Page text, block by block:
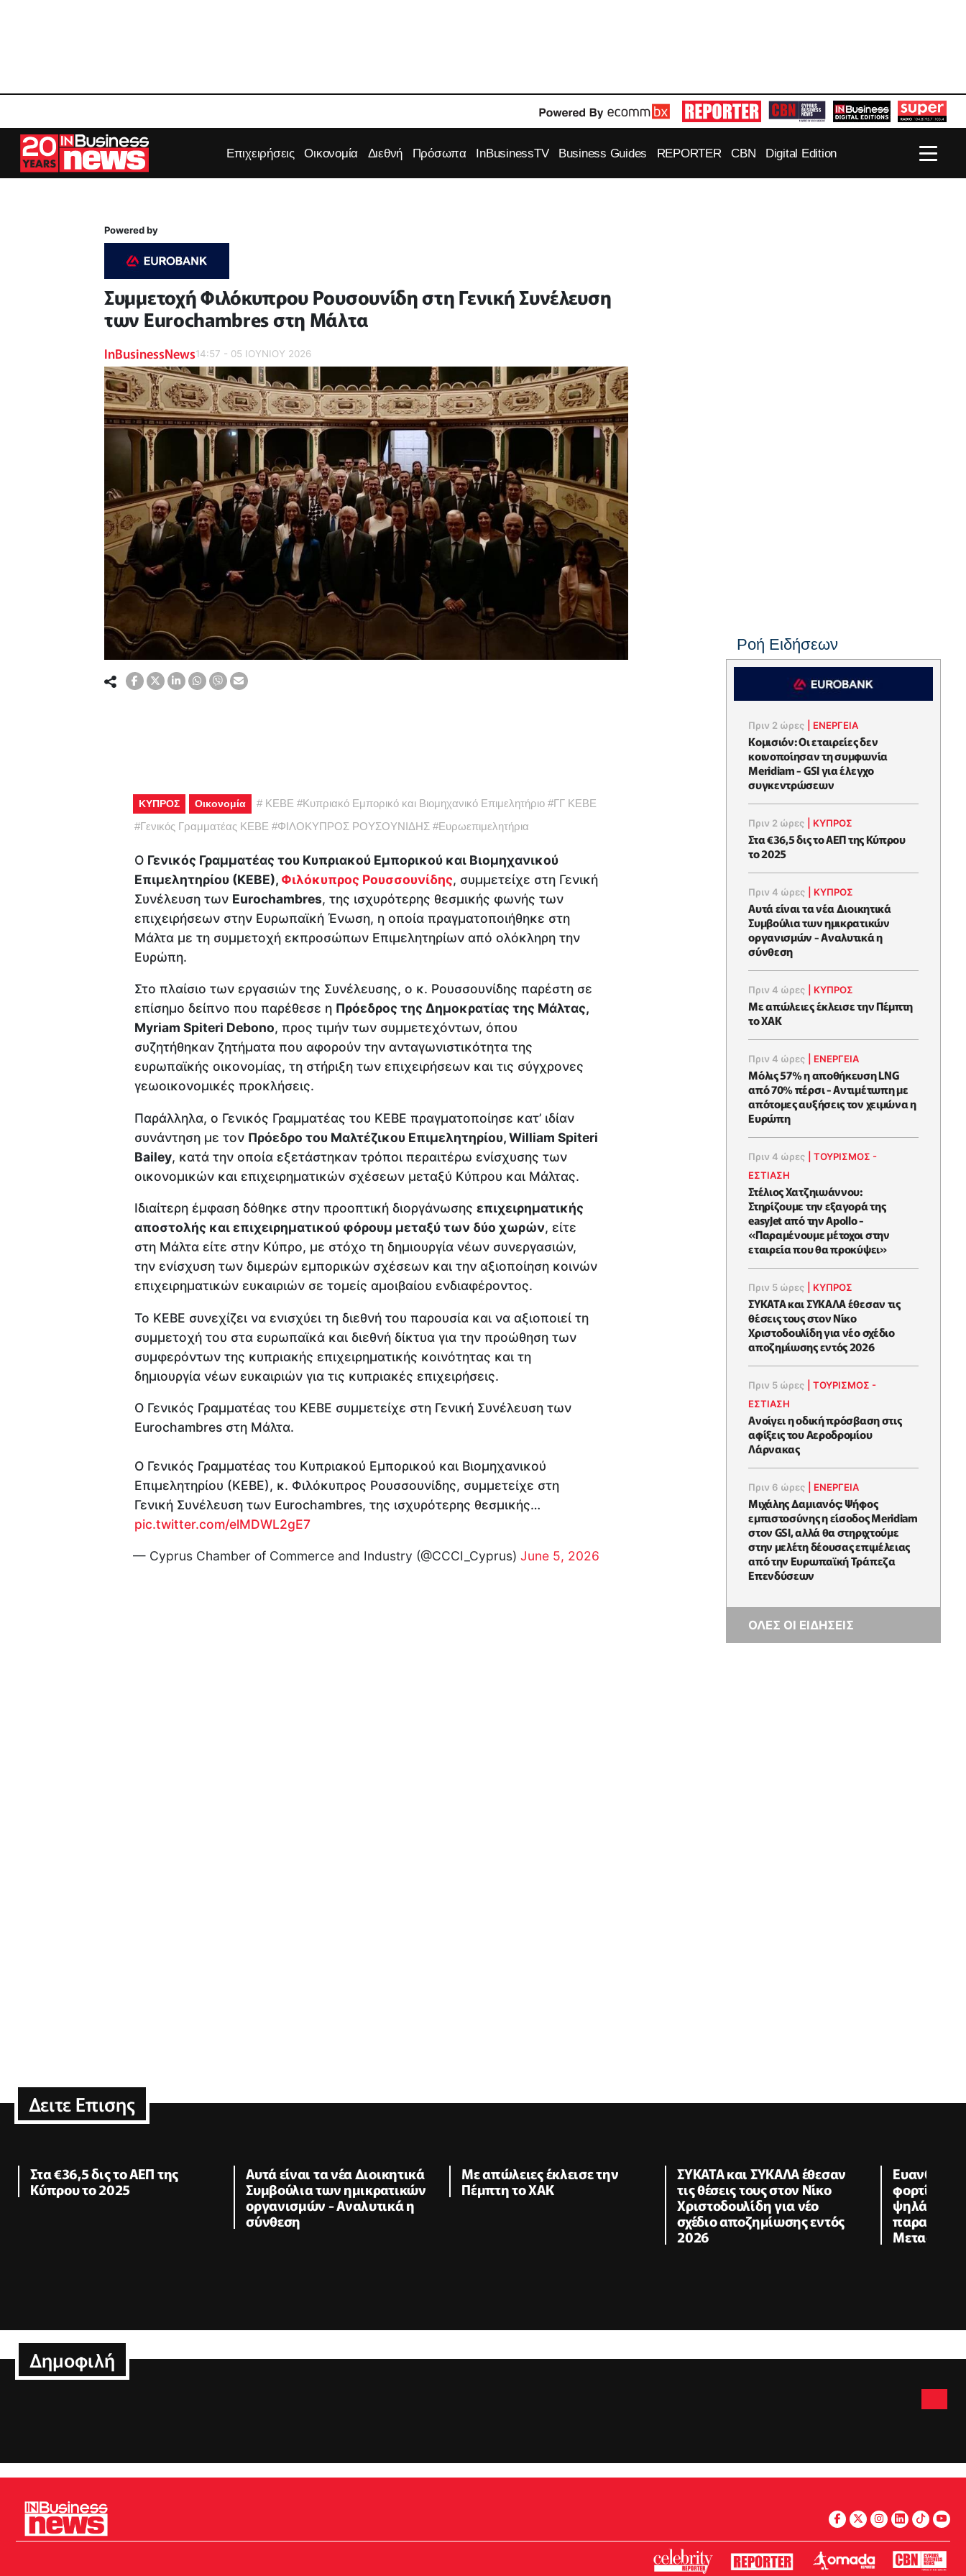
Επιχειρήσεις Οικονομία Διεθνή Πρόσωπα InBusinessTV Business Guides REPORTER CBN Digital Edition
Powered by
Συμμετοχή Φιλόκυπρου Ρουσουνίδη στη Γενική Συνέλευση
των Eurochambres στη Μάλτα
InBusinessNews14:57 - 05 ΙΟΥΝΙΟΥ 2026
ΚΥΠΡΟΣ Οικονομία #ΚΕΒΕ #Κυπριακό Εμπορικό και Βιομηχανικό Επιμελητήριο #ΓΓ ΚΕΒΕ
#Γενικός Γραμματέας ΚΕΒΕ #ΦΙΛΟΚΥΠΡΟΣ ΡΟΥΣΟΥΝΙΔΗΣ #Ευρωεπιμελητήρια
Ο Γενικός Γραμματέας του Κυπριακού Εμπορικού και Βιομηχανικού
Επιμελητηρίου (ΚΕΒΕ), Φιλόκυπρος Ρουσσουνίδης, συμμετείχε στη Γενική
Συνέλευση των Eurochambres, της ισχυρότερης θεσμικής φωνής των
επιχειρήσεων στην Ευρωπαϊκή Ένωση, η οποία πραγματοποιήθηκε στη
Μάλτα με τη συμμετοχή εκπροσώπων Επιμελητηρίων από ολόκληρη την
Ευρώπη.
Στο πλαίσιο των εργασιών της Συνέλευσης, ο κ. Ρουσσουνίδης παρέστη σε
επίσημο δείπνο που παρέθεσε η Πρόεδρος της Δημοκρατίας της Μάλτας,
Myriam Spiteri Debono, προς τιμήν των συμμετεχόντων, όπου
συζητήθηκαν ζητήματα που αφορούν την ανταγωνιστικότητα της
ευρωπαϊκής οικονομίας, τη στήριξη των επιχειρήσεων και τις σύγχρονες
γεωοικονομικές προκλήσεις.
Παράλληλα, ο Γενικός Γραμματέας του ΚΕΒΕ πραγματοποίησε κατ’ ιδίαν
συνάντηση με τον Πρόεδρο του Μαλτέζικου Επιμελητηρίου, William Spiteri
Bailey, κατά την οποία εξετάστηκαν τρόποι περαιτέρω ενίσχυσης των
οικονομικών και επιχειρηματικών σχέσεων μεταξύ Κύπρου και Μάλτας.
Ιδιαίτερη έμφαση δόθηκε στην προοπτική διοργάνωσης επιχειρηματικής
αποστολής και επιχειρηματικού φόρουμ μεταξύ των δύο χωρών, είτε
στη Μάλτα είτε στην Κύπρο, με στόχο τη δημιουργία νέων συνεργασιών,
την ενίσχυση των διμερών εμπορικών σχέσεων και την αξιοποίηση κοινών
επιχειρηματικών ευκαιριών σε τομείς αμοιβαίου ενδιαφέροντος.
Το ΚΕΒΕ συνεχίζει να ενισχύει τη διεθνή του παρουσία και να αξιοποιεί τη
συμμετοχή του στα ευρωπαϊκά και διεθνή δίκτυα για την προώθηση των
συμφερόντων της κυπριακής επιχειρηματικής κοινότητας και τη
δημιουργία νέων ευκαιριών για τις κυπριακές επιχειρήσεις.
Ο Γενικός Γραμματέας του ΚΕΒΕ συμμετείχε στη Γενική Συνέλευση των
Eurochambres στη Μάλτα.
Ο Γενικός Γραμματέας του Κυπριακού Εμπορικού και Βιομηχανικού
Επιμελητηρίου (ΚΕΒΕ), κ. Φιλόκυπρος Ρουσσουνίδης, συμμετείχε στη
Γενική Συνέλευση των Eurochambres, της ισχυρότερης θεσμικής…
pic.twitter.com/elMDWL2gE7
— Cyprus Chamber of Commerce and Industry (@CCCI_Cyprus) June 5, 2026
Ροή Ειδήσεων
Πριν 2 ώρες ΕΝΈΡΓΕΙΑ
Κομισιόν: Οι εταιρείες δεν
κοινοποίησαν τη συμφωνία
Meridiam - GSI για έλεγχο
συγκεντρώσεων
Πριν 2 ώρες ΚΥΠΡΟΣ
Στα €36,5 δις το ΑΕΠ της Κύπρου
το 2025
Πριν 4 ώρες ΚΥΠΡΟΣ
Αυτά είναι τα νέα Διοικητικά
Συμβούλια των ημικρατικών
οργανισμών - Αναλυτικά η
σύνθεση
Πριν 4 ώρες ΚΥΠΡΟΣ
Με απώλειες έκλεισε την Πέμπτη
το ΧΑΚ
Πριν 4 ώρες ΕΝΈΡΓΕΙΑ
Μόλις 57% η αποθήκευση LNG
από 70% πέρσι - Αντιμέτωπη με
απότομες αυξήσεις τον χειμώνα η
Ευρώπη
Πριν 4 ώρες |ΤΟΥΡΙΣΜΟΣ -
ΕΣΤΙΑΣΗ
Στέλιος Χατζηιωάννου:
Στηρίζουμε την εξαγορά της
easyJet από την Apollo -
«Παραμένουμε μέτοχοι στην
εταιρεία που θα προκύψει»
Πριν 5 ώρες ΚΥΠΡΟΣ
ΣΥΚΑΤΑ και ΣΥΚΑΛΑ έθεσαν τις
θέσεις τους στον Νίκο
Χριστοδουλίδη για νέο σχέδιο
αποζημίωσης εντός 2026
Πριν 5 ώρες |ΤΟΥΡΙΣΜΟΣ -
ΕΣΤΙΑΣΗ
Ανοίγει η οδική πρόσβαση στις
αφίξεις του Αεροδρομίου
Λάρνακας
Πριν 6 ώρες ΕΝΈΡΓΕΙΑ
Μιχάλης Δαμιανός: Ψήφος
εμπιστοσύνης η είσοδος Meridiam
στον GSI, αλλά θα στηριχτούμε
στην μελέτη δέουσας επιμέλειας
από την Ευρωπαϊκή Τράπεζα
Επενδύσεων
ΟΛΕΣ ΟΙ ΕΙΔΗΣΕΙΣ
Δειτε Επισης
Στα €36,5 δις το ΑΕΠ της
Κύπρου το 2025
Αυτά είναι τα νέα Διοικητικά
Συμβούλια των ημικρατικών
οργανισμών - Αναλυτικά η
σύνθεση
Με απώλειες έκλεισε την
Πέμπτη το ΧΑΚ
ΣΥΚΑΤΑ και ΣΥΚΑΛΑ έθεσαν
τις θέσεις τους στον Νίκο
Χριστοδουλίδη για νέο
σχέδιο αποζημίωσης εντός
2026
Ευανθία
φορτίο, ο
ψηλά τον
παραλαβή
Δημοφιλή